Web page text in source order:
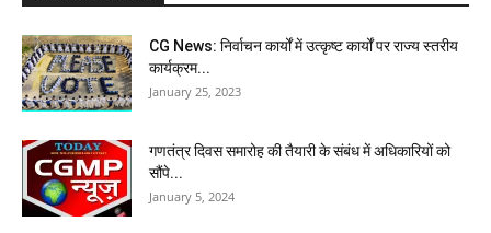
CG News: निर्वाचन कार्यों में उत्कृष्ट कार्यों पर राज्य स्तरीय
कार्यक्रम...
January 25, 2023
गणतंत्र दिवस समारोह की तैयारी के संबंध में अधिकारियों को
सौंपे...
January 5, 2024